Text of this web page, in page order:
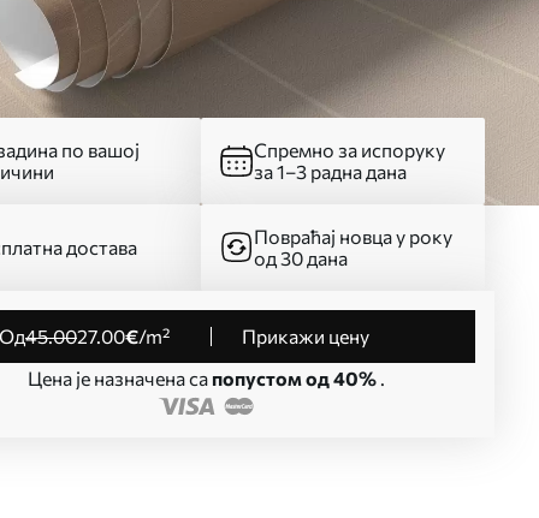
по вашој
Спремно за испоруку
за 1–3 радна дана
достава
Повраћај новца у року
од 30 дана
од45.0027.00€/m²
Прикажи цену
Цена је назначена са попустом од 40%.